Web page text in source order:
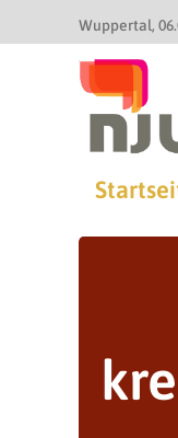
Wuppertal